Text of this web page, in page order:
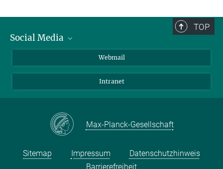
TOP
Social Media
YouTube
Webmail
Intranet
Max-Planck-Gesellschaft
Sitemap Impressum
Datenschutzhinweis
Barrierefreiheit